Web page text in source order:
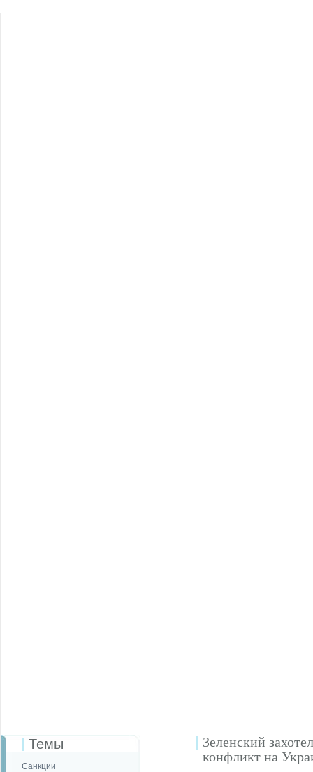
Темы
Санкции
Зеленский
конфликт на